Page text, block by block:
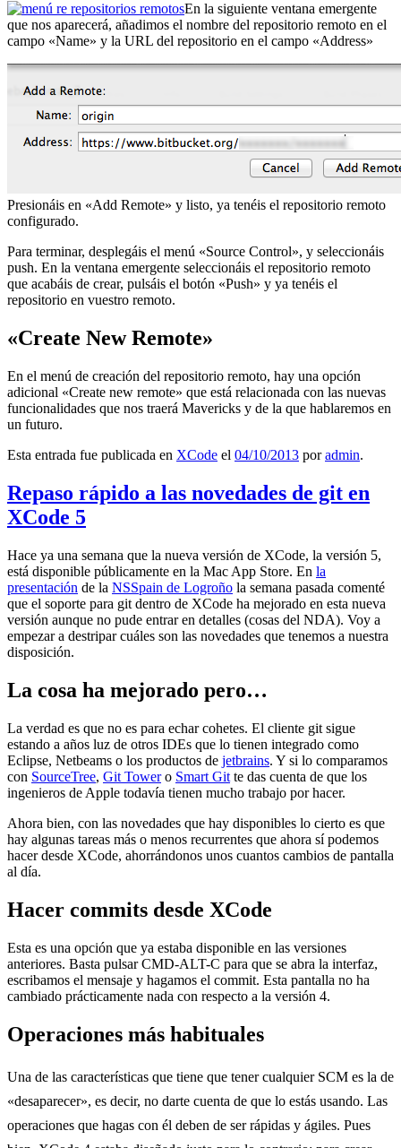
En la siguiente ventana emergente
que nos aparecerá, añadimos el nombre del repositorio remoto en el
campo «Name» y la URL del repositorio en el campo «Address»
Presionáis en «Add Remote» y listo, ya tenéis el repositorio remoto
configurado.
Para terminar, desplegáis el menú «Source Control», y seleccionáis
push. En la ventana emergente seleccionáis el repositorio remoto
que acabáis de crear, pulsáis el botón «Push» y ya tenéis el
repositorio en vuestro remoto.
«Create New Remote»
En el menú de creación del repositorio remoto, hay una opción
adicional «Create new remote» que está relacionada con las nuevas
funcionalidades que nos traerá Mavericks y de la que hablaremos en
un futuro.
Esta entrada fue publicada en XCode el 04/10/2013 poradmin.
Repaso rápido a las novedades de git en
XCode 5
Hace ya una semana que la nueva versión de XCode, la versión 5,
está disponible públicamente en la Mac App Store. En la
presentación de la NSSpain de Logroño la semana pasada comenté
que el soporte para git dentro de XCode ha mejorado en esta nueva
versión aunque no pude entrar en detalles (cosas del NDA). Voy a
empezar a destripar cuáles son las novedades que tenemos a nuestra
disposición.
La cosa ha mejorado pero…
La verdad es que no es para echar cohetes. El cliente git sigue
estando a años luz de otros IDEs que lo tienen integrado como
Eclipse, Netbeams o los productos de jetbrains. Y si lo comparamos
con SourceTree, Git Towero Smart Git te das cuenta de que los
ingenieros de Apple todavía tienen mucho trabajo por hacer.
Ahora bien, con las novedades que hay disponibles lo cierto es que
hay algunas tareas más o menos recurrentes que ahora sí podemos
hacer desde XCode, ahorrándonos unos cuantos cambios de pantalla
al día.
Hacer commits desde XCode
Esta es una opción que ya estaba disponible en las versiones
anteriores. Basta pulsar CMD-ALT-C para que se abra la interfaz,
escribamos el mensaje y hagamos el commit. Esta pantalla no ha
cambiado prácticamente nada con respecto a la versión 4.
Operaciones más habituales
Una de las características que tiene que tener cualquier SCM es la de
«desaparecer», es decir, no darte cuenta de que lo estás usando. Las
operaciones que hagas con él deben de ser rápidas y ágiles. Pues